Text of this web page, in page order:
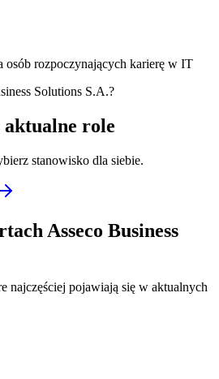
osób rozpoczynających karierę w IT
Solutions S.A.?
aktualne role
stanowisko dla siebie.
Asseco Business
najczęściej pojawiają się w aktualnych